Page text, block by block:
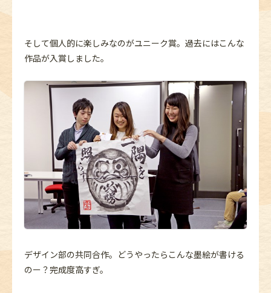
そして個人的に楽しみなのがユニーク賞。過去にはこんな
作品が入賞しました。
デザイン部の共同合作。どうやったらこんな墨絵が書ける
のー？完成度高すぎ。